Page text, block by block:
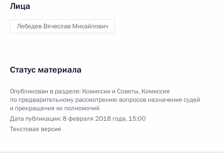
Лица
Лебедев Вячеслав Михайлович
Статус материала
Опубликован в разделе: Комиссии и Советы, Комиссия
по предварительному рассмотрению вопросов назначения судей
и прекращения их полномочий
Дата публикации:8 февраля 2018 года, 15:00
Текстовая версия